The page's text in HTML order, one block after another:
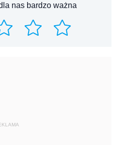
nas bardzo ważna